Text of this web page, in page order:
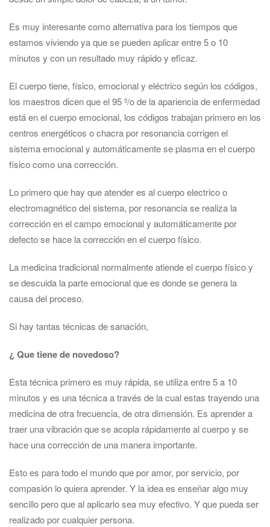
Es muy interesante como alternativa para los tiempos que
estamos viviendo ya que se pueden aplicar entre 5 o 10
minutos y con un resultado muy rápido y eficaz.
El cuerpo tiene, físico, emocional y eléctrico según los códigos,
los maestros dicen que el 95 º/o de la apariencia de enfermedad
está en el cuerpo emocional, los códigos trabajan primero en los
centros energéticos o chacra por resonancia corrigen el
sistema emocional y automáticamente se plasma en el cuerpo
físico como una corrección.
​Lo primero que hay que atender es al cuerpo electrico o
electromagnético del sistema, por resonancia se realiza la
corrección en el campo emocional y automáticamente por
defecto se hace la corrección en el cuerpo físico.
​La medicina tradicional normalmente atiende el cuerpo físico y
se descuida la parte emocional que es donde se genera la
causa del proceso.
Si hay tantas técnicas de sanación,
¿ Que tiene de novedoso?
Esta técnica primero es muy rápida, se utiliza entre 5 a 10
minutos y es una técnica a través de la cual estas trayendo una
medicina de otra frecuencia, de otra dimensión. Es aprender a
traer una vibración que se acopla rápidamente al cuerpo y se
hace una corrección de una manera importante.
Esto es para todo el mundo que por amor, por servicio, por
compasión lo quiera aprender. Y la idea es enseñar algo muy
sencillo pero que al aplicarlo sea muy efectivo. Y que pueda ser
realizado por cualquier persona.